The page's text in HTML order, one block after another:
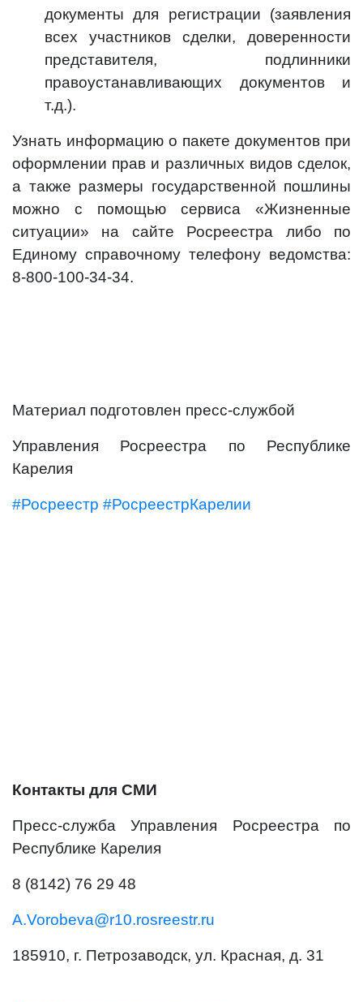
документы для регистрации (заявления
всех участников сделки, доверенности
представителя, подлинники
правоустанавливающих документов и
т.д.).
Узнать информацию о пакете документов при
оформлении прав и различных видов сделок,
а также размеры государственной пошлины
можно с помощью сервиса «Жизненные
ситуации» на сайте Росреестра либо по
Единому справочному телефону ведомства:
8-800-100-34-34.
Материал подготовлен пресс-службой
Управления Росреестра по Республике
Карелия
#Росреестр #РосреестрКарелии
Контакты для СМИ
Пресс-служба Управления Росреестра по
Республике Карелия
8 (8142) 76 29 48
A.Vorobeva@r10.rosreestr.ru
185910, г. Петрозаводск, ул. Красная, д. 31